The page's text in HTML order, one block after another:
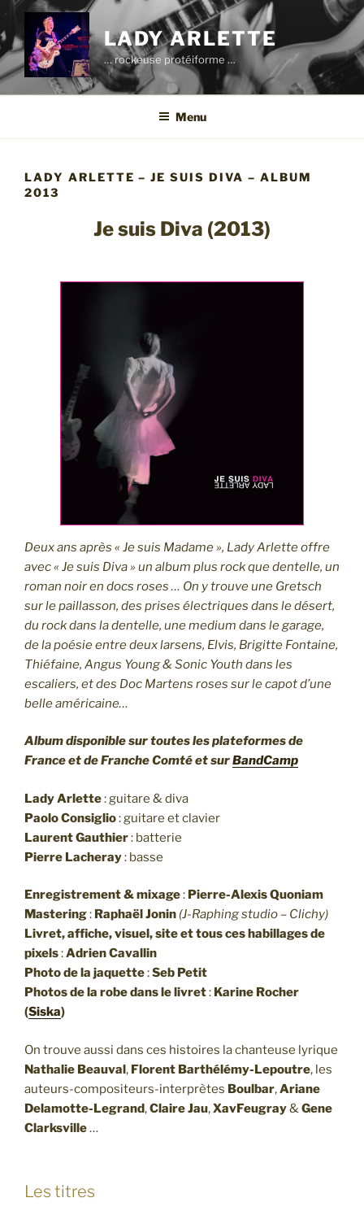
Aller
au
contenu
principal
LADY ARLETTE
… rockeuse protéiforme …
Menu
LADY ARLETTE – JE SUIS DIVA – ALBUM
2013
Je suis Diva (2013)
Deux ans après « Je suis Madame », Lady Arlette offre
avec « Je suis Diva » un album plus rock que dentelle, un
roman noir en docs roses … On y trouve une Gretsch
sur le paillasson, des prises électriques dans le désert,
du rock dans la dentelle, une medium dans le garage,
de la poésie entre deux larsens, Elvis, Brigitte Fontaine,
Thiéfaine, Angus Young & Sonic Youth dans les
escaliers, et des Doc Martens roses sur le capot d’une
belle américaine…
Album disponible sur toutes les plateformes de
France et de Franche Comté et surBandCamp
Lady Arlette: guitare & diva
Paolo Consiglio: guitare et clavier
Laurent Gauthier: batterie
Pierre Lacheray: basse
Enregistrement & mixage: Pierre-Alexis Quoniam
Mastering: Raphaël Jonin (J-Raphing studio – Clichy)
Livret, affiche, visuel, site et tous ces habillages de
pixels:Adrien Cavallin
Photo de la jaquette:Seb Petit
Photos de la robe dans le livret: Karine Rocher
(Siska)
On trouve aussi dans ces histoires la chanteuse lyrique
Nathalie Beauval, Florent Barthélémy-Lepoutre, les
auteurs-compositeurs-interprètes Boulbar,Ariane
Delamotte-Legrand,Claire Jau,XavFeugray&Gene
Clarksville…
Les titres